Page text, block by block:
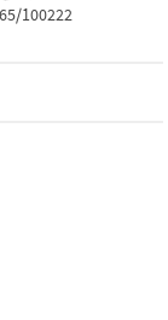
100222